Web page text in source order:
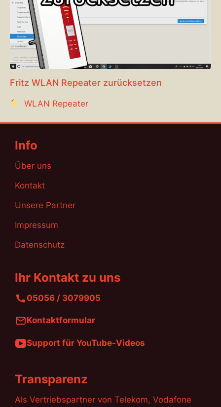
Fritz WLAN Repeater zurücksetzen
WLAN Repeater
Info
Über uns
Kontakt
Unsere Partner
Impressum
Datenschutz
Ihr Kontakt zu uns
05056 / 3079905
Kontaktformular
Support für YouTube-Videos
Transparenz
Als Vertriebspartner von Telekom, Vodafone